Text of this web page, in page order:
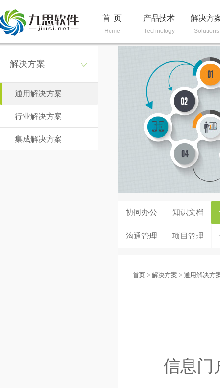
首 页
Home
产品技术
Technology
解决方
Solutions
解决方案
通用解决方案
行业解决方案
集成解决方案
协同办公 知识文档
沟通管理 项目管理
首页 > 解决方案 > 通用解决方
信息门户